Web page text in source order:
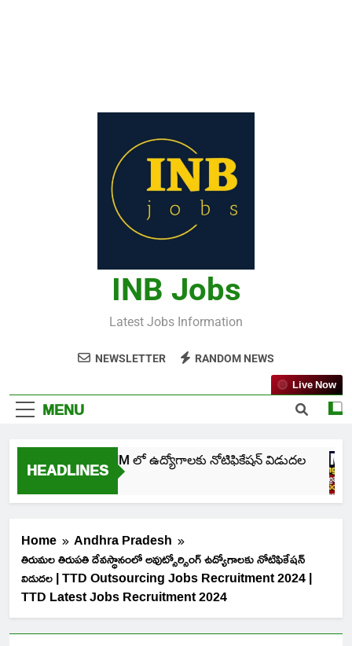
INB Jobs
Latest Jobs Information
NEWSLETTER RANDOM NEWS
MENU
Live Now
HEADLINES
తెలంగాణ NHM లో ఉద్యోగాలకు నోటిఫికేషన్ విడుదల
Home
Andhra Pradesh
తిరుమల తిరుపతి దేవస్థానంలో అవుట్సోర్సింగ్ ఉద్యోగాలకు నోటిఫికేషన్
విడుదల | TTD Outsourcing Jobs Recruitment 2024 |
TTD Latest Jobs Recruitment 2024